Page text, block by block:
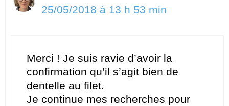
25/05/2018 à 13 h 53 min
Merci ! Je suis ravie d’avoir la
confirmation qu’il s’agit bien de
dentelle au filet.
Je continue mes recherches pour